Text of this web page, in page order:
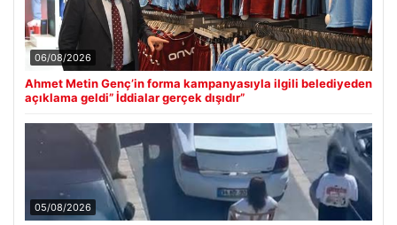
06/08/2026
Ahmet Metin Genç’in forma kampanyasıyla ilgili belediyeden
açıklama geldi” İddialar gerçek dışıdır”
05/08/2026